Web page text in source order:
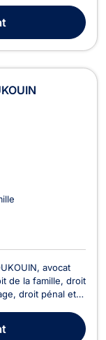
avocat
de la famille, droit
droit pénal et
juridiques